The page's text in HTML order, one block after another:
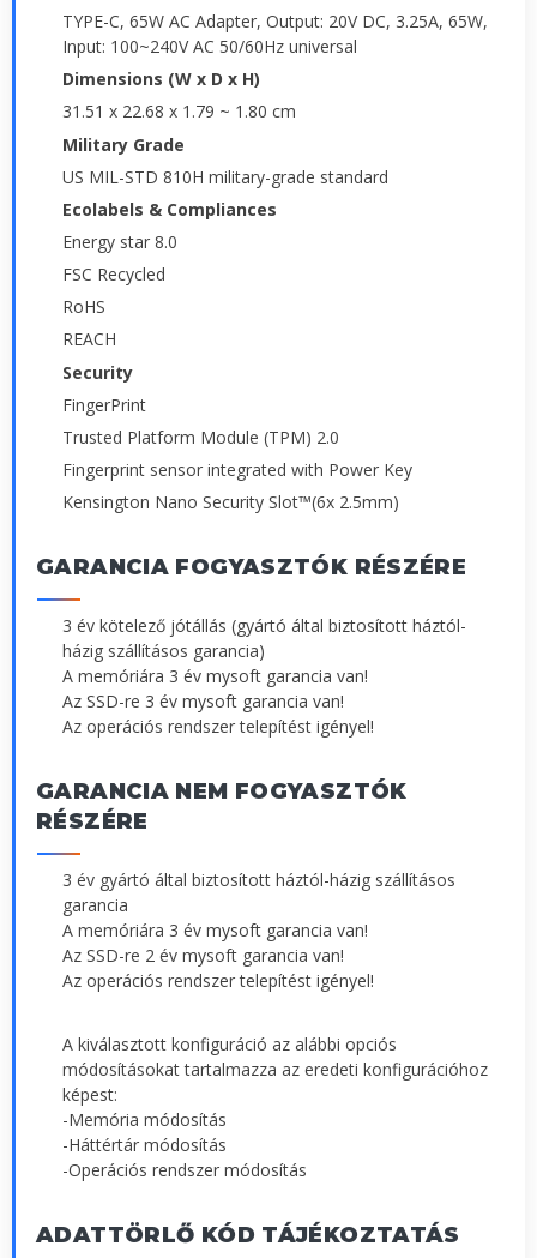
TYPE-C, 65W AC Adapter, Output: 20V DC, 3.25A, 65W,
Input: 100~240V AC 50/60Hz universal
Dimensions (W x D x H)
31.51 x 22.68 x 1.79 ~ 1.80 cm
Military Grade
US MIL-STD 810H military-grade standard
Ecolabels & Compliances
Energy star 8.0
FSC Recycled
RoHS
REACH
Security
FingerPrint
Trusted Platform Module (TPM) 2.0
Fingerprint sensor integrated with Power Key
Kensington Nano Security Slot™(6x 2.5mm)
GARANCIA FOGYASZTÓK RÉSZÉRE
3 év kötelező jótállás (gyártó által biztosított háztól-
házig szállításos garancia)
A memóriára 3 év mysoft garancia van!
Az SSD-re 3 év mysoft garancia van!
Az operációs rendszer telepítést igényel!
GARANCIA NEM FOGYASZTÓK
RÉSZÉRE
3 év gyártó által biztosított háztól-házig szállításos
garancia
A memóriára 3 év mysoft garancia van!
Az SSD-re 2 év mysoft garancia van!
Az operációs rendszer telepítést igényel!
A kiválasztott konfiguráció az alábbi opciós
módosításokat tartalmazza az eredeti konfigurációhoz
képest:
-Memória módosítás
-Háttértár módosítás
-Operációs rendszer módosítás
ADATTÖRLŐ KÓD TÁJÉKOZTATÁS